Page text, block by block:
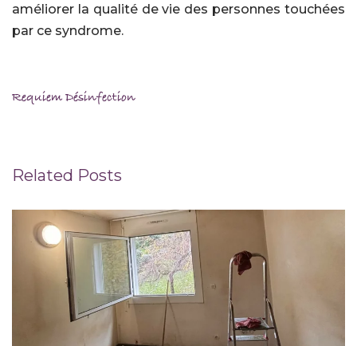
améliorer la qualité de vie des personnes touchées
par ce syndrome.
Requiem Désinfection
Related Posts